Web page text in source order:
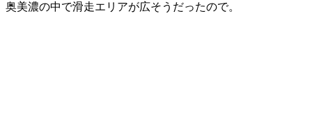
奥美濃の中で滑走エリアが広そうだったので。